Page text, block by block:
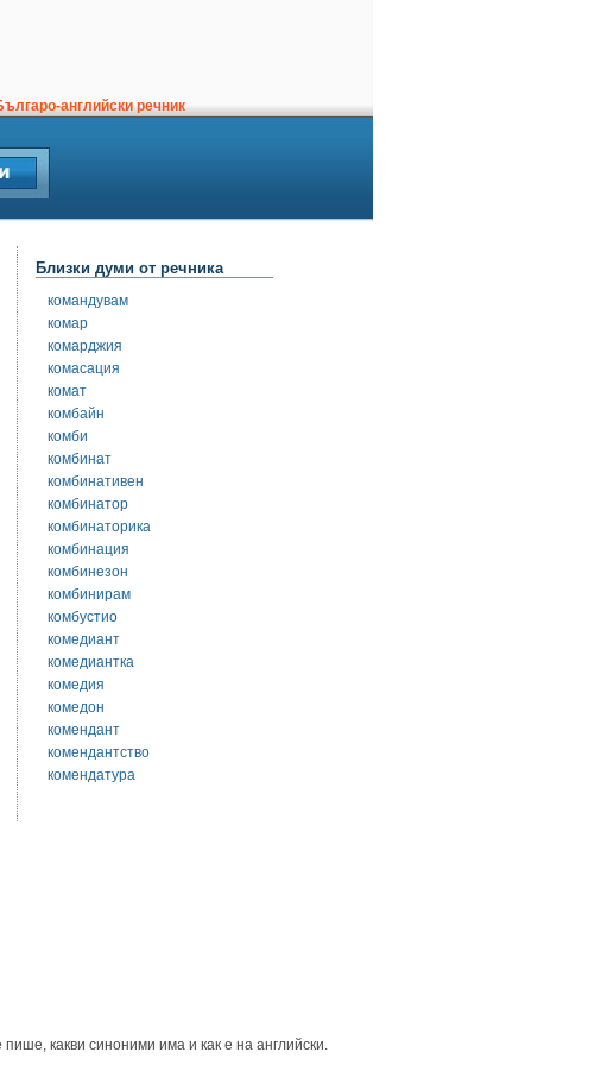
английски речник
Близки думи от речника
командувам
комар
комарджия
комасация
комат
комбайн
комби
комбинат
комбинативен
комбинатор
комбинаторика
комбинация
комбинезон
комбинирам
комбустио
комедиант
комедиантка
комедия
комедон
комендант
комендантство
комендатура
какви синоними има и как е на английски.